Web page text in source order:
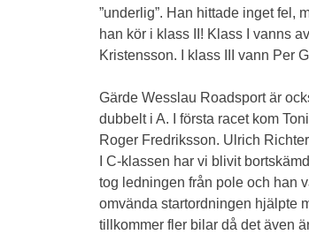
”underlig”. Han hittade inget fel,
han kör i klass II! Klass I vanns
Kristensson. I klass III vann Per
Gärde Wesslau Roadsport är
dubbelt i A. I första racet kom
Roger Fredriksson. Ulrich
I C-klassen har vi blivit
tog ledningen från pole och han
omvända startordningen hjälpte
tillkommer fler bilar då det även